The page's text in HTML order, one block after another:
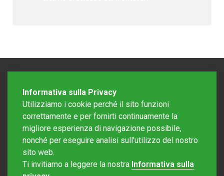
Editore Rotostampa SA
Informativa sulla Privacy
Utilizziamo i cookie perché il sito funzioni
correttamente e per fornirti continuamente la
migliore esperienza di navigazione possibile,
nonché per eseguire analisi sull'utilizzo del nostro
sito web.
Ti invitiamo a leggere la nostra Informativa sulla